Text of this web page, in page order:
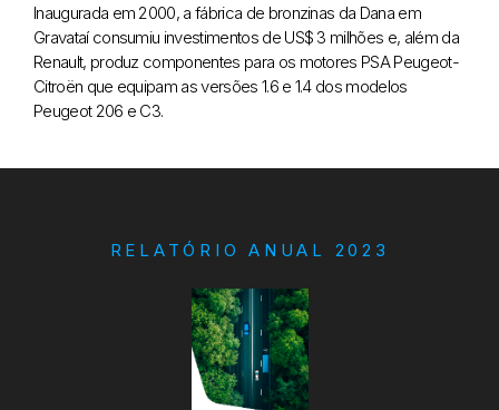
Inaugurada em 2000, a fábrica de bronzinas da Dana em
Gravataí consumiu investimentos de US$ 3 milhões e, além da
Renault, produz componentes para os motores PSA Peugeot-
Citroën que equipam as versões 1.6 e 1.4 dos modelos
Peugeot 206 e C3.
RELATÓRIO ANUAL 2023